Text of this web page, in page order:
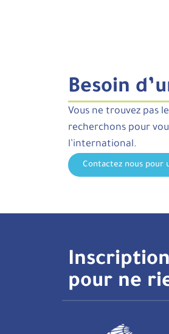
Besoin
Vous ne trouvez pas
recherchons pour
l’international.
Contactez nous pour
pour ne